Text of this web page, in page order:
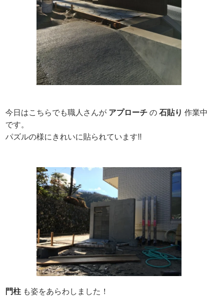
今日はこちらでも職人さんが アプローチの石貼り 作業中
です。
パズルの様にきれいに貼られています!!
門柱 も姿をあらわしました！